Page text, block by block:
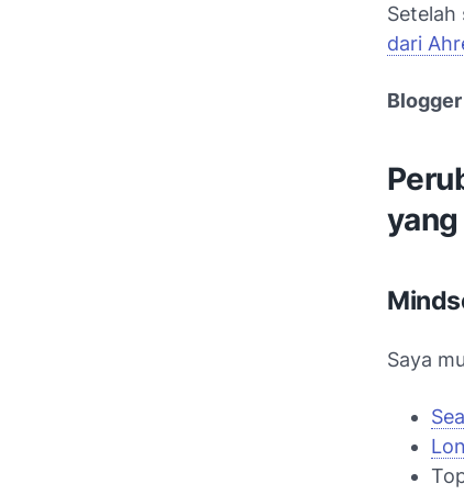
Setelah
dari
yang
Saya